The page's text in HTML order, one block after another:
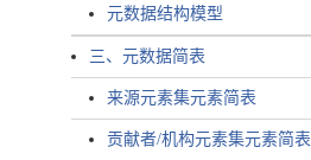
元数据结构模型
三、元数据简表
来源元素集元素简表
贡献者/机构元素集元素简表